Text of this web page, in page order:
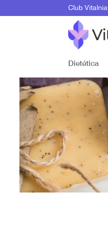
Club Vitalnia
Dietética